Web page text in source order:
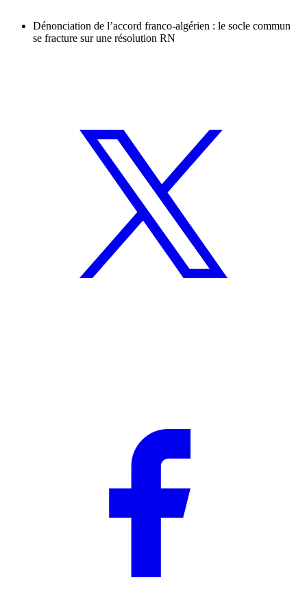
Dénonciation de l’accord franco-algérien : le socle commun
se fracture sur une résolution RN